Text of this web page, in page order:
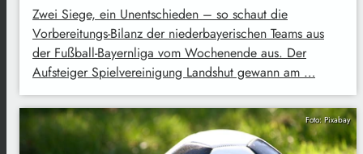
Zwei Siege, ein Unentschieden – so schaut die
Vorbereitungs-Bilanz der niederbayerischen Teams aus
der Fußball-Bayernliga vom Wochenende aus. Der
Aufsteiger Spielvereinigung Landshut gewann am …
Foto: Pixabay